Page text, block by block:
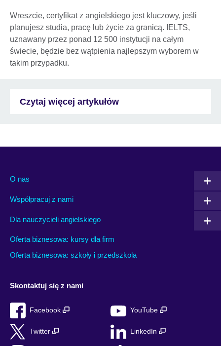
Wreszcie, certyfikat z angielskiego jest kluczowy, jeśli
planujesz studia, pracę lub życie za granicą. IELTS,
uznawany przez ponad 12 500 instytucji na całym
świecie, będzie bez wątpienia najlepszym wyborem w
takim przypadku.
Czytaj więcej artykułów
O nas
Współpracuj z nami
Dla nauczycieli angielskiego
Oferta biznesowa: kursy dla firm
Oferta biznesowa: szkoły i przedszkola
Skontaktuj się z nami
Facebook YouTube
Twitter LinkedIn